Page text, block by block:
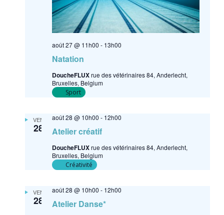
Natation
août 27 @ 11h00 - 13h00
DoucheFLUXrue des vétérinaires 84, Anderlecht,
Bruxelles, Belgium
Sport
VEN
28 Atelier créatif
août 28 @ 10h00 - 12h00
DoucheFLUXrue des vétérinaires 84, Anderlecht,
Bruxelles, Belgium
Créativité
VEN
28 Atelier Danse*
août 28 @ 10h00 - 12h00